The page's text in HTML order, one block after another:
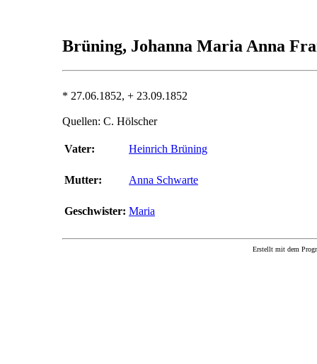
Brüning, Johanna Maria Anna
* 27.06.1852, + 23.09.1852
Quellen: C. Hölscher
Vater: Heinrich Brüning
Mutter: Anna Schwarte
Geschwister: Maria
Erstellt mit dem